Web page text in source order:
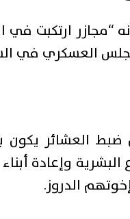
ارتكبت في
العسكري في
العشائر يكون
وإعادة
الدروز.